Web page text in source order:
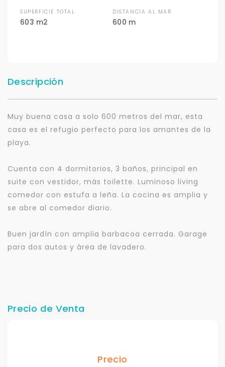
SUPERFICIE TOTAL
603 m2
DISTANCIA AL MAR
600 m
Descripción
Muy buena casa a solo 600 metros del mar, esta
casa es el refugio perfecto para los amantes de la
playa.
Cuenta con 4 dormitorios, 3 baños, principal en
suite con vestidor, más toilette. Luminoso living
comedor con estufa a leña. La cocina es amplia y
se abre al comedor diario.
Buen jardín con amplia barbacoa cerrada. Garage
para dos autos y área de lavadero.
Precio de Venta
Precio